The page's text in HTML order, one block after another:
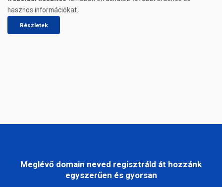
hasznos információkat.
Részletek
Meglévő domain neved regisztráld át hozzánk
egyszerűen és gyorsan